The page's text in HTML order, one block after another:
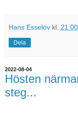
Hans Esselöv kl. 21:00
Dela
2022-08-04
Hösten
steg...